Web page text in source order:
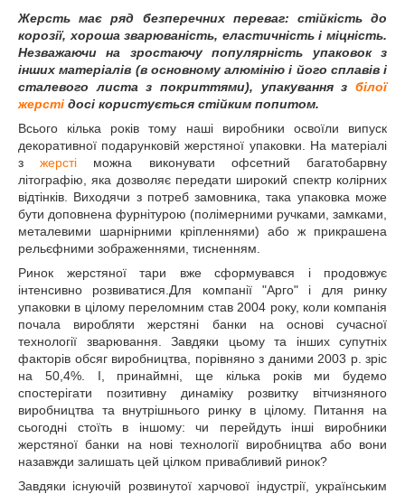
Жерсть має ряд безперечних переваг: стійкість до
корозії, хороша зварюваність, еластичність і міцність.
Незважаючи на зростаючу популярність упаковок з
інших матеріалів (в основному алюмінію і його сплавів і
сталевого листа з покриттями), упакування збілої
жерсті досі користується стійким попитом.
Всього кілька років тому наші виробники освоїли випуск
декоративної подарунковій жерстяної упаковки. На матеріалі
зжерсті можна виконувати офсетний багатобарвну
літографію, яка дозволяє передати широкий спектр колірних
відтінків. Виходячи з потреб замовника, така упаковка може
бути доповнена фурнітурою (полімерними ручками, замками,
металевими шарнірними кріпленнями) або ж прикрашена
рельєфними зображеннями, тисненням.
Ринок жерстяної тари вже сформувався і продовжує
інтенсивно розвиватися.Для компанії "Арго" і для ринку
упаковки в цілому переломним став 2004 року, коли компанія
почала виробляти жерстяні банки на основі сучасної
технології зварювання. Завдяки цьому та інших супутніх
факторів обсяг виробництва, порівняно з даними 2003 р. зріс
на 50,4%. І, принаймні, ще кілька років ми будемо
спостерігати позитивну динаміку розвитку вітчизняного
виробництва та внутрішнього ринку в цілому. Питання на
сьогодні стоїть в іншому: чи перейдуть інші виробники
жерстяної банки на нові технології виробництва або вони
назавжди залишать цей цілком привабливий ринок?
Завдяки існуючій розвинутої харчової індустрії, українським